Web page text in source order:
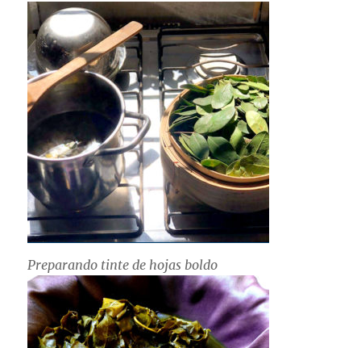
Preparando tinte de hojas boldo